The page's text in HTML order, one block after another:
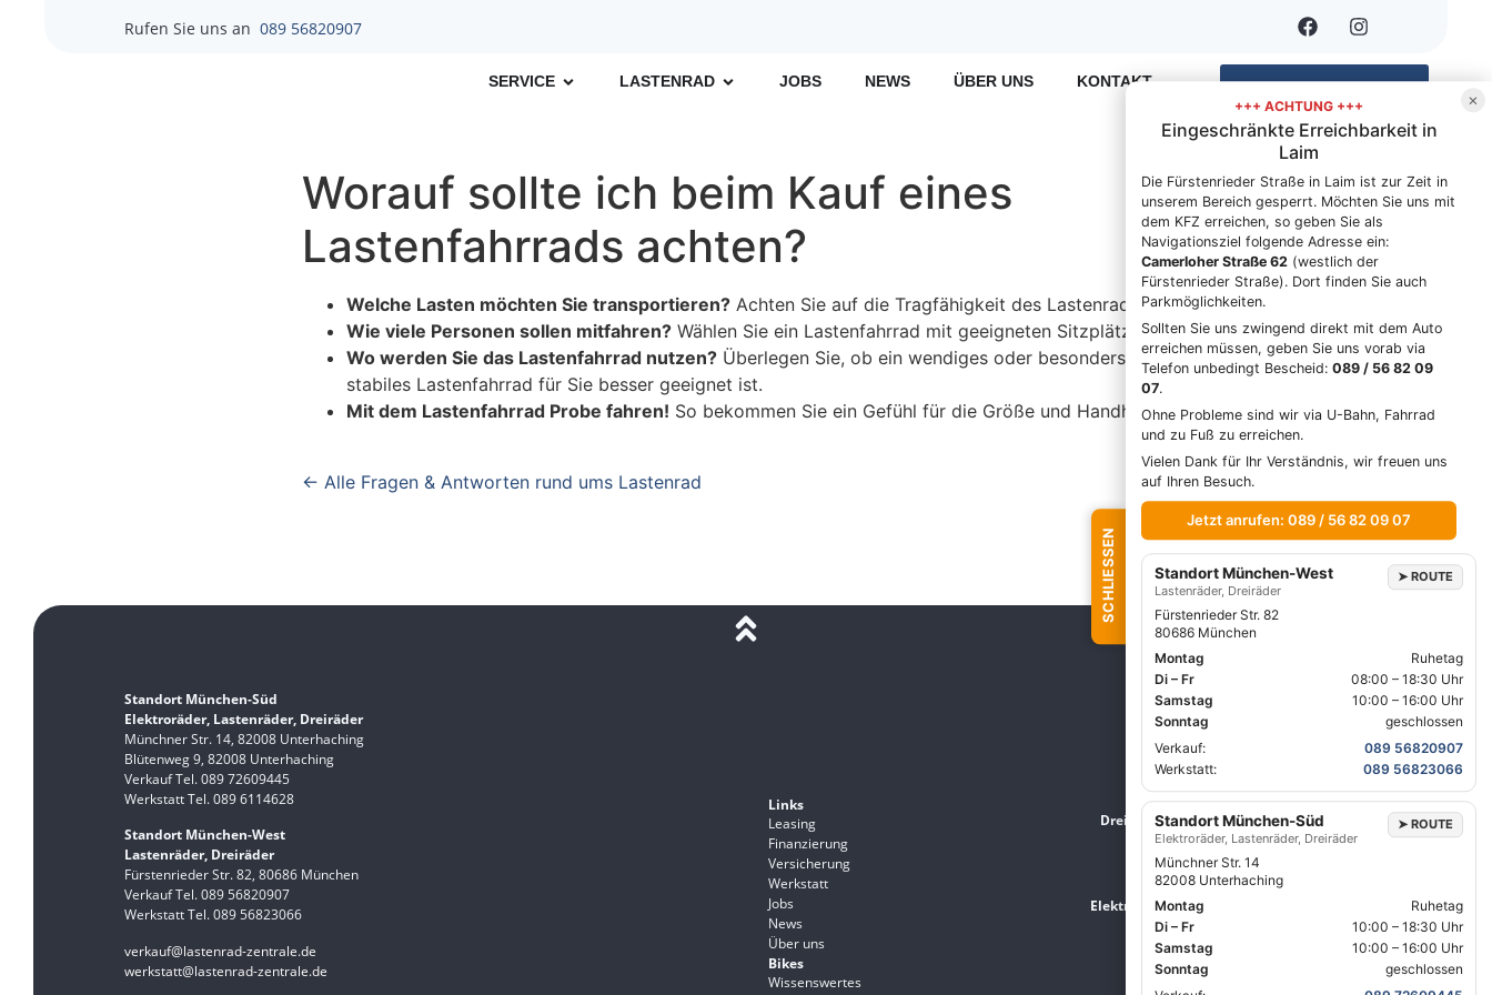
Rufen Sie uns an 089 56820907
SERVICE LASTENRAD JOBS NEWS ÜBER UNS KONTAKT
Worauf sollte ich beim Kauf eines
Lastenfahrrads achten?
Welche Lasten möchten Sie transportieren? Achten Sie auf die Tragfähigkeit des Lastenrads.
Wie viele Personen sollen mitfahren? Wählen Sie ein Lastenfahrrad mit geeigneten Sitzplätzen.
Wo werden Sie das Lastenfahrrad nutzen? Überlegen Sie, ob ein wendiges oder besonders
stabiles Lastenfahrrad für Sie besser geeignet ist.
Mit dem Lastenfahrrad Probe fahren! So bekommen Sie ein Gefühl für die Größe und Handhabung.
← Alle Fragen & Antworten rund ums Lastenrad
Standort München-Süd
Elektroräder, Lastenräder, Dreiräder
Münchner Str. 14, 82008 Unterhaching
Blütenweg 9, 82008 Unterhaching
Verkauf Tel. 089 72609445
Werkstatt Tel. 089 6114628
Standort München-West
Lastenräder, Dreiräder
Fürstenrieder Str. 82, 80686 München
Verkauf Tel. 089 56820907
Werkstatt Tel. 089 56823066
verkauf@lastenrad-zentrale.de
werkstatt@lastenrad-zentrale.de
Links
Leasing
Finanzierung
Versicherung
Werkstatt
Jobs
News
Über uns
Bikes
Wissenswertes
Dreirad Zentrale Lastenrad Zentrale
Elektrorad Zentrale
SCHLIESSEN
×
+++ ACHTUNG +++
Eingeschränkte Erreichbarkeit in
Laim
Die Fürstenrieder Straße in Laim ist zur Zeit in
unserem Bereich gesperrt. Möchten Sie uns mit
dem KFZ erreichen, so geben Sie als
Navigationsziel folgende Adresse ein:
Camerloher Straße 62 (westlich der
Fürstenrieder Straße). Dort finden Sie auch
Parkmöglichkeiten.
Sollten Sie uns zwingend direkt mit dem Auto
erreichen müssen, geben Sie uns vorab via
Telefon unbedingt Bescheid: 089 / 56 82 09
07.
Ohne Probleme sind wir via U-Bahn, Fahrrad
und zu Fuß zu erreichen.
Vielen Dank für Ihr Verständnis, wir freuen uns
auf Ihren Besuch.
Jetzt anrufen: 089 / 56 82 09 07
Standort München-West
Lastenräder, Dreiräder
➤ ROUTE
Fürstenrieder Str. 82
80686 München
Montag
Ruhetag
Di – Fr
08:00 – 18:30 Uhr
Samstag
10:00 – 16:00 Uhr
Sonntag
geschlossen
Verkauf:
089 56820907
Werkstatt:
089 56823066
Standort München-Süd
Elektroräder, Lastenräder, Dreiräder
➤ ROUTE
Münchner Str. 14
82008 Unterhaching
Montag
Ruhetag
Di – Fr
10:00 – 18:30 Uhr
Samstag
10:00 – 16:00 Uhr
Sonntag
geschlossen